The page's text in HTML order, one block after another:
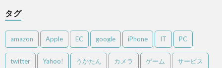
タグ
amazon Apple EC google iPhone IT PC
twitter Yahoo! うかたん カメラ ゲーム サービス